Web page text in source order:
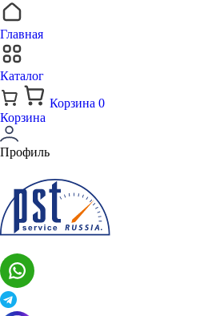
Главная
Каталог
Корзина 0
Корзина
Профиль